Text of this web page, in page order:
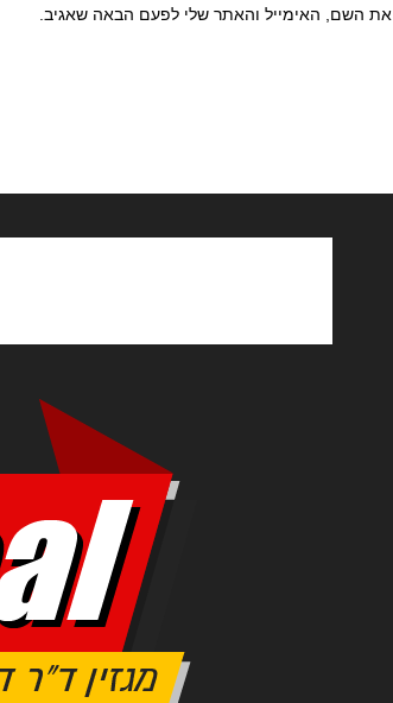
השם, האימייל והאתר שלי לפעם הבאה שאגיב.